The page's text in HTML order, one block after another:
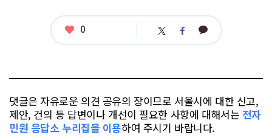
좋
0 트 페 카
댓글은 자유로운 의견 공유의 장이므로 서울시에 대한 신고,
제안, 건의 등 답변이나 개선이 필요한 사항에 대해서는 전자
민원 응답소 누리집을 이용하여 주시기 바랍니다.